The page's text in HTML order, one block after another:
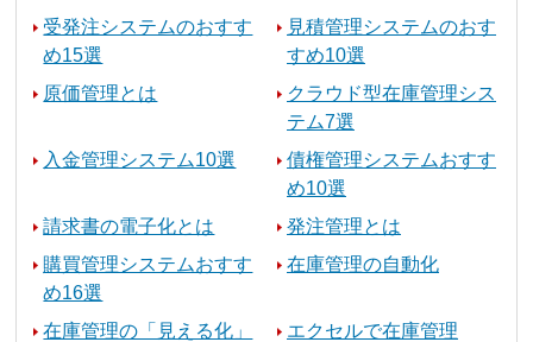
受発注システムのおすす
め15選
見積管理システムのおす
すめ10選
原価管理とは
クラウド型在庫管理シス
テム7選
入金管理システム10選
債権管理システムおすす
め10選
請求書の電子化とは
発注管理とは
購買管理システムおすす
め16選
在庫管理の自動化
在庫管理の「見える化」
エクセルで在庫管理